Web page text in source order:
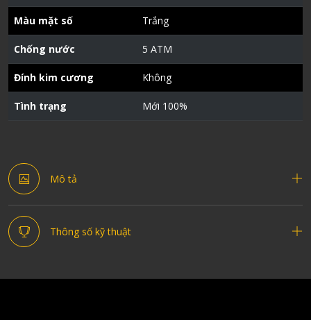
Màu mặt số Trắng
Chống nước 5 ATM
Đính kim cương Không
Tình trạng Mới 100%
Mô tả
Thông số kỹ thuật